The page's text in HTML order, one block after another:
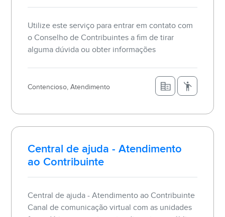
Utilize este serviço para entrar em contato com
o Conselho de Contribuintes a fim de tirar
alguma dúvida ou obter informações
Contencioso, Atendimento
Central de ajuda - Atendimento
ao Contribuinte
Central de ajuda - Atendimento ao Contribuinte
Canal de comunicação virtual com as unidades